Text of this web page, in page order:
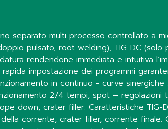
separato multi processo controllato a
pulsato, root welding), TIG-DC (solo
rendendone immediata e intuitiva
impostazione dei programmi
in continuo - curve
2/4 tempi, spot –
down, crater filler. Caratteristiche
corrente, crater filler, corrente